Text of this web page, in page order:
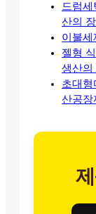
드럼
산의
이불세
젤형
생산의
초대형
산공장